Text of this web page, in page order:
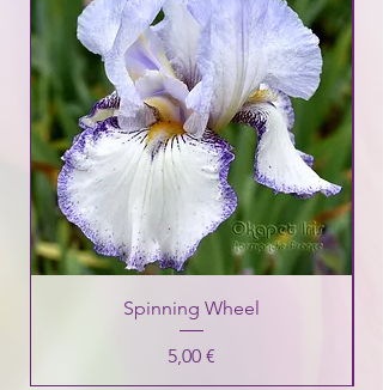
Spinning Wheel
Prix
5,00 €